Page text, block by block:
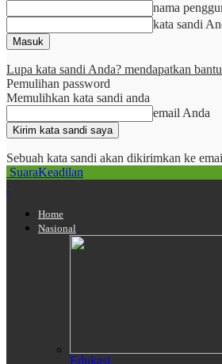
nama
kata sandi
Lupa kata sandi Anda? mendapatkan
Pemulihan password
Memulihkan kata sandi anda
email Anda
Sebuah kata sandi akan dikirimkan ke
SuaraKeadilan
Home
Nasional
Edukasi